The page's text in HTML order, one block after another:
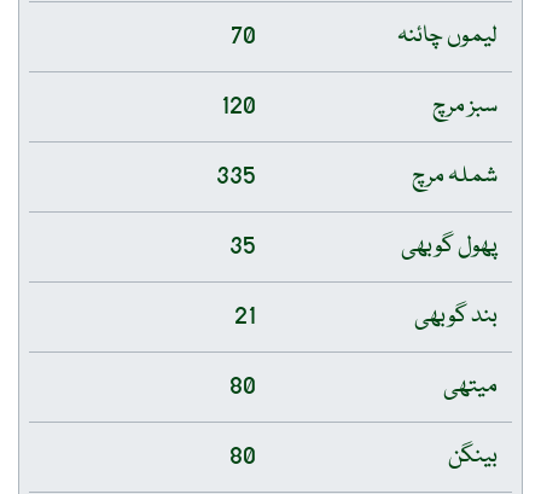
لیموں چائنہ
70
سبز مرچ
120
شملہ مرچ
335
پھول گوبھی
35
بند گوبھی
21
میتھی
80
بینگن
80